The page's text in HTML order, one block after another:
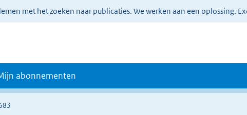
met het zoeken naar publicaties. We werken aan een oplossing.
abonnementen